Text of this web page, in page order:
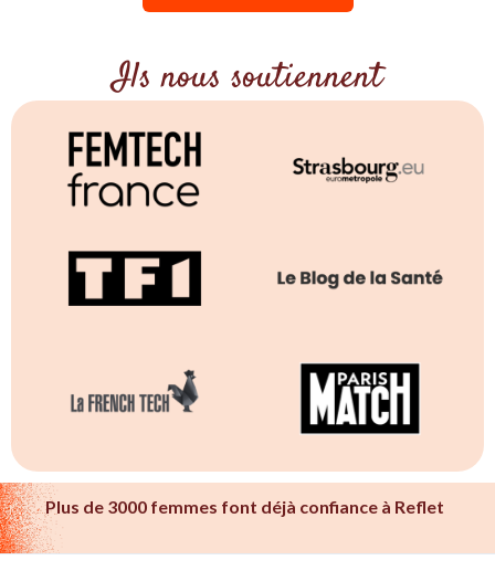
Ils nous soutiennent
Plus de 3000 femmes font déjà confiance à Reflet